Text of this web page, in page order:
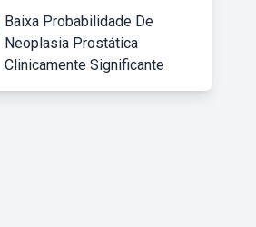
Baixa Probabilidade De
Neoplasia Prostática
Clinicamente Significante